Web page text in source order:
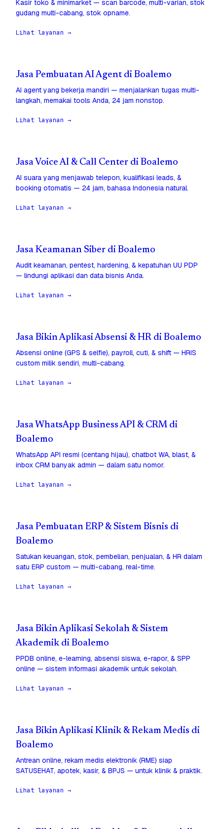
Kasir toko & minimarket — scan barcode, multi-varian, stok
gudang multi-cabang, stok opname.
Lihat layanan →
Jasa Pembuatan AI Agent di Boalemo
AI agent yang bekerja mandiri — menjalankan tugas multi-
langkah, memakai tools Anda, 24 jam nonstop.
Lihat layanan →
Jasa Voice AI & Call Center di Boalemo
AI suara yang menjawab telepon, kualifikasi leads, &
booking otomatis — 24 jam, bahasa Indonesia natural.
Lihat layanan →
Jasa Keamanan Siber di Boalemo
Audit keamanan, pentest, hardening, & kepatuhan UU PDP
— lindungi aplikasi dan data bisnis Anda.
Lihat layanan →
Jasa Bikin Aplikasi Absensi & HR di Boalemo
Absensi online (GPS & selfie), payroll, cuti, & shift — HRIS
custom milik sendiri, multi-cabang.
Lihat layanan →
Jasa WhatsApp Business API & CRM di
Boalemo
WhatsApp API resmi (centang hijau), chatbot WA, blast, &
inbox CRM banyak admin — dalam satu nomor.
Lihat layanan →
Jasa Pembuatan ERP & Sistem Bisnis di
Boalemo
Satukan keuangan, stok, pembelian, penjualan, & HR dalam
satu ERP custom — multi-cabang, real-time.
Lihat layanan →
Jasa Bikin Aplikasi Sekolah & Sistem
Akademik di Boalemo
PPDB online, e-learning, absensi siswa, e-rapor, & SPP
online — sistem informasi akademik untuk sekolah.
Lihat layanan →
Jasa Bikin Aplikasi Klinik & Rekam Medis di
Boalemo
Antrean online, rekam medis elektronik (RME) siap
SATUSEHAT, apotek, kasir, & BPJS — untuk klinik & praktik.
Lihat layanan →